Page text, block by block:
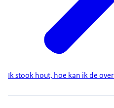
Ik stook hout, hoe kan ik de